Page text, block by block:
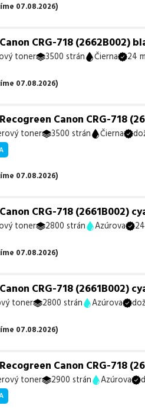
07.08.2026)
CRG-718 (2662B002)
toner 3500 strán Čierna 24
07.08.2026)
Canon CRG-718
toner 3500 strán Čierna
07.08.2026)
CRG-718 (2661B002)
toner 2800 strán Azúrova
07.08.2026)
CRG-718 (2661B002)
toner 2800 strán Azúrova
07.08.2026)
Canon CRG-718
toner 2900 strán Azúrova